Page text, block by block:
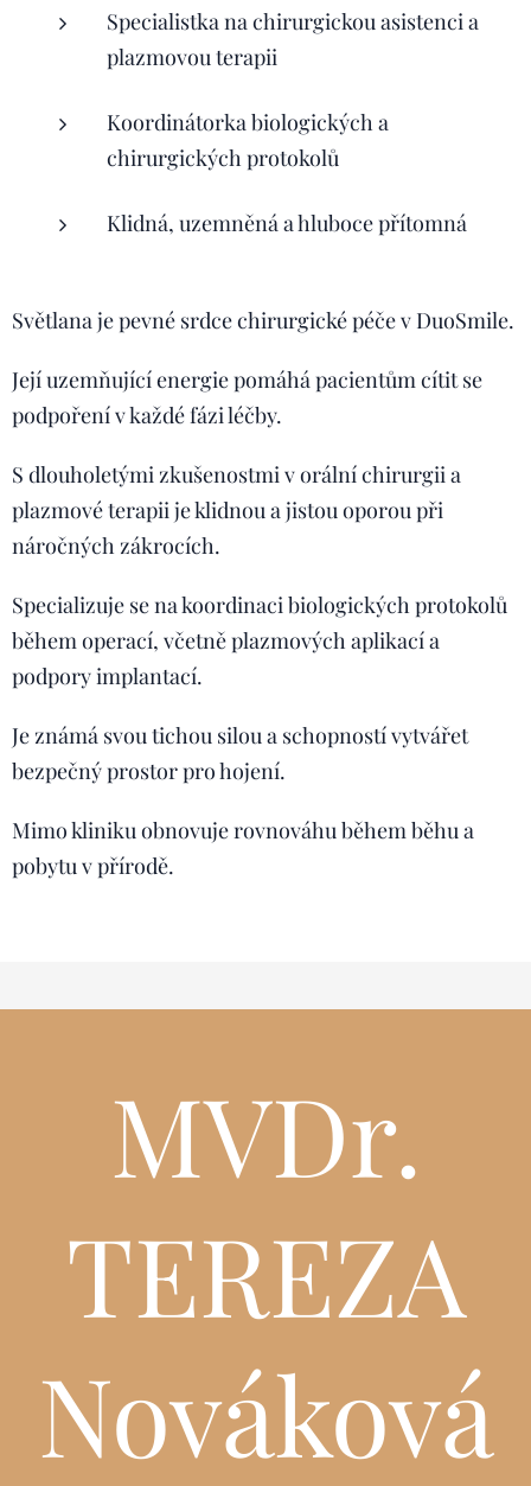
Specialistka na chirurgickou asistenci a
plazmovou terapii
Koordinátorka biologických a
chirurgických protokolů
Klidná, uzemněná a hluboce přítomná
Světlana je pevné srdce chirurgické péče v DuoSmile.
Její uzemňující energie pomáhá pacientům cítit se
podpoření v každé fázi léčby.
S dlouholetými zkušenostmi v orální chirurgii a
plazmové terapii je klidnou a jistou oporou při
náročných zákrocích.
Specializuje se na koordinaci biologických protokolů
během operací, včetně plazmových aplikací a
podpory implantací.
Je známá svou tichou silou a schopností vytvářet
bezpečný prostor pro hojení.
Mimo kliniku obnovuje rovnováhu během běhu a
pobytu v přírodě.
MVDr.
TEREZA
Nováková